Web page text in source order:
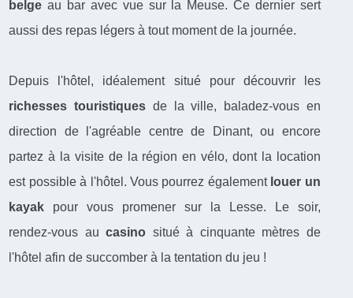
belge au bar avec vue sur la Meuse. Ce dernier sert
aussi des repas légers à tout moment de la journée.
Depuis l'hôtel, idéalement situé pour découvrir les
richesses touristiquesde la ville, baladez-vous en
direction de l'agréable centre de Dinant, ou encore
partez à la visite de la région en vélo, dont la location
est possible à l'hôtel. Vous pourrez également louer un
kayak pour vous promener sur la Lesse. Le soir,
rendez-vous aucasino situé à cinquante mètres de
l'hôtel afin de succomber à la tentation du jeu !